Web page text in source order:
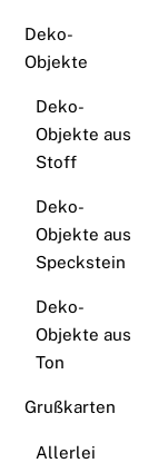
Deko-
Objekte
Deko-
Objekte aus
Stoff
Deko-
Objekte aus
Speckstein
Deko-
Objekte aus
Ton
Grußkarten
Allerlei